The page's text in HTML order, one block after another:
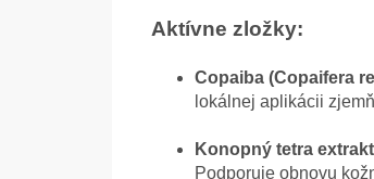
Aktívne zložky:
Copaiba (Copaifera
lokálnej aplikácii
Konopný tetra
Podporuje obnovu